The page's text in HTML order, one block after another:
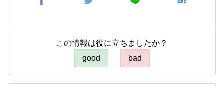
この情報は役に立ちましたか？
good
bad